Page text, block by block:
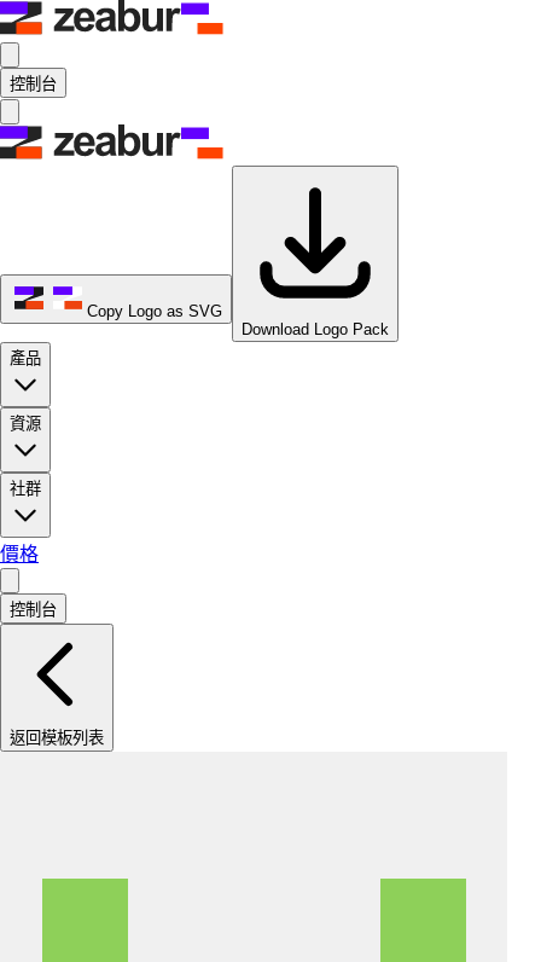
控制台
Copy Logo as SVG
Download Logo Pack
產品
資源
社群
價格
控制台
返回模板列表